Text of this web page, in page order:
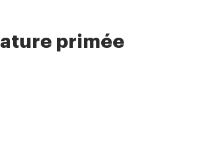
primée